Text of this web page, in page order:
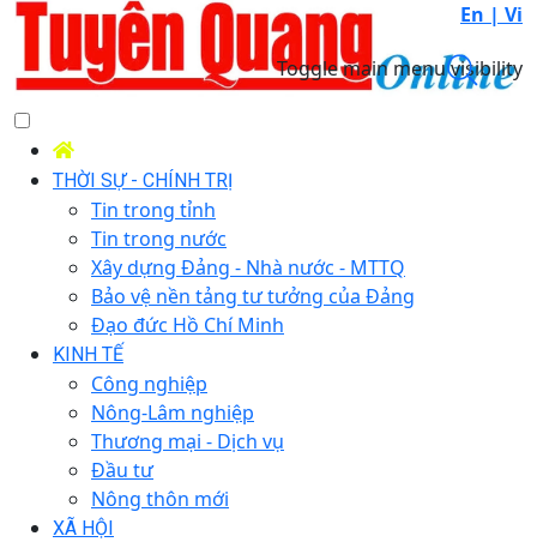
En | Vi
Toggle main menu visibility
THỜI SỰ - CHÍNH TRỊ
Tin trong tỉnh
Tin trong nước
Xây dựng Đảng - Nhà nước - MTTQ
Bảo vệ nền tảng tư tưởng của Đảng
Đạo đức Hồ Chí Minh
KINH TẾ
Công nghiệp
Nông-Lâm nghiệp
Thương mại - Dịch vụ
Đầu tư
Nông thôn mới
XÃ HỘI